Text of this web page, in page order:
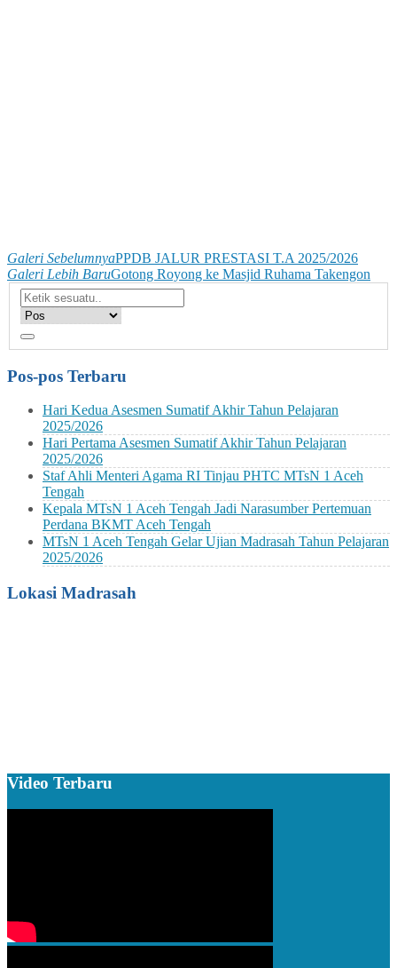
Galeri SebelumnyaPPDB JALUR PRESTASI T.A 2025/2026
Galeri Lebih BaruGotong Royong ke Masjid Ruhama Takengon
Pos-pos Terbaru
Hari Kedua Asesmen Sumatif Akhir Tahun Pelajaran
2025/2026
Hari Pertama Asesmen Sumatif Akhir Tahun Pelajaran
2025/2026
Staf Ahli Menteri Agama RI Tinjau PHTC MTsN 1 Aceh
Tengah
Kepala MTsN 1 Aceh Tengah Jadi Narasumber Pertemuan
Perdana BKMT Aceh Tengah
MTsN 1 Aceh Tengah Gelar Ujian Madrasah Tahun Pelajaran
2025/2026
Lokasi Madrasah
Video Terbaru